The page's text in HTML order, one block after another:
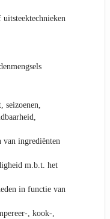
seizoenen,
van ingrediënten
m.b.t. het
in functie van
, kook-,